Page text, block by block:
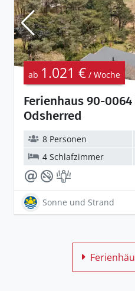
Ferienhaus 90-
Odsherred
ab 1.021 € / Woche
8 Personen
4 Schlafzimmer
Sonne und Strand